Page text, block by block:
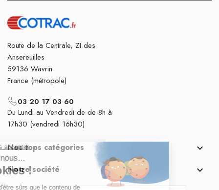
Route de la Centrale, ZI des
Ansereuilles
59136 Wavrin
France (métropole)
03 20 17 03 60
Du Lundi au Vendredi de de 8h à
17h30 (vendredi 16h30)
Nos tops catégories 
Notre société 